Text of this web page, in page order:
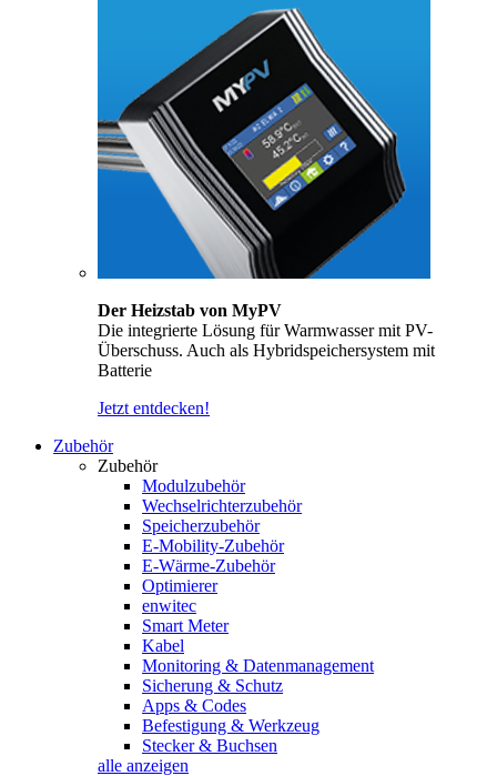
Der Heizstab von MyPV
Die integrierte Lösung für Warmwasser mit PV-
Überschuss. Auch als Hybridspeichersystem mit
Batterie
Jetzt entdecken!
Zubehör
Zubehör
Modulzubehör
Wechselrichterzubehör
Speicherzubehör
E-Mobility-Zubehör
E-Wärme-Zubehör
Optimierer
enwitec
Smart Meter
Kabel
Monitoring & Datenmanagement
Sicherung & Schutz
Apps & Codes
Befestigung & Werkzeug
Stecker & Buchsen
alle anzeigen